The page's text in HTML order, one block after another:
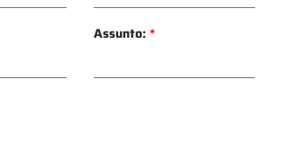
Assunto:*